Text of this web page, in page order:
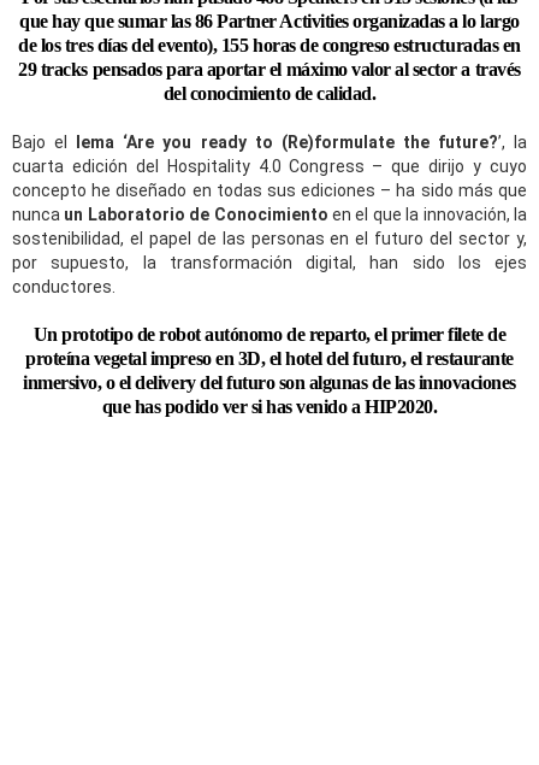
que hay que sumar las 86 Partner Activities organizadas a lo largo
de los tres días del evento), 155 horas de congreso estructuradas en
29 tracks pensados para aportar el máximo valor al sector a través
del conocimiento de calidad.
Bajo el lema ‘Are you ready to (Re)formulate the future?’, la
cuarta edición del Hospitality 4.0 Congress – que dirijo y cuyo
concepto he diseñado en todas sus ediciones – ha sido más que
nunca un Laboratorio de Conocimiento en el que la innovación, la
sostenibilidad, el papel de las personas en el futuro del sector y,
por supuesto, la transformación digital, han sido los ejes
conductores.
Un prototipo de robot autónomo de reparto, el primer filete de
proteína vegetal impreso en 3D, el hotel del futuro, el restaurante
inmersivo, o el delivery del futuro son algunas de las innovaciones
que has podido ver si has venido a HIP2020.